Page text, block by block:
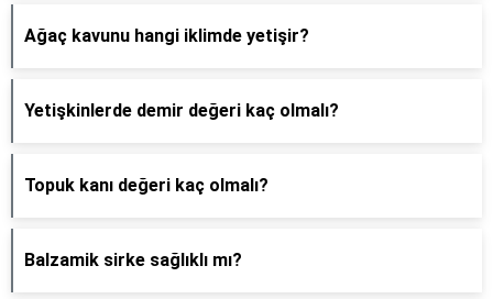
Ağaç kavunu hangi iklimde yetişir?
Yetişkinlerde demir değeri kaç olmalı?
Topuk kanı değeri kaç olmalı?
Balzamik sirke sağlıklı mı?